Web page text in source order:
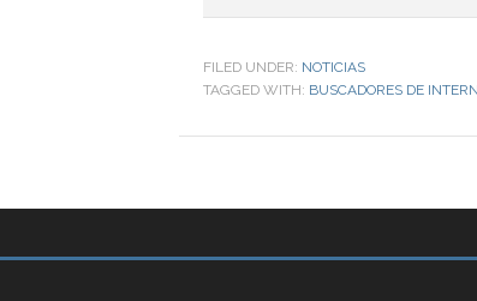
FILED UNDER: NOTICIAS
TAGGED WITH: BUSCADORES DE